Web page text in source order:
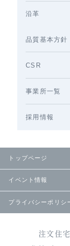
沿革
品質基本方針
CSR
事業所一覧
採用情報
トップページ
イベント情報
プライバシーポリシ
注文住